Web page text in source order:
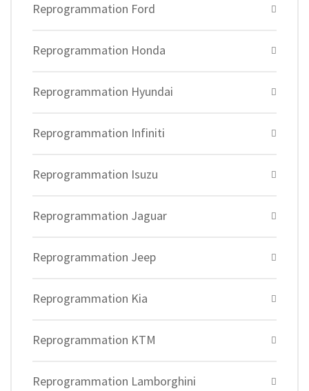
Reprogrammation Ford
Reprogrammation Honda
Reprogrammation Hyundai
Reprogrammation Infiniti
Reprogrammation Isuzu
Reprogrammation Jaguar
Reprogrammation Jeep
Reprogrammation Kia
Reprogrammation KTM
Reprogrammation Lamborghini